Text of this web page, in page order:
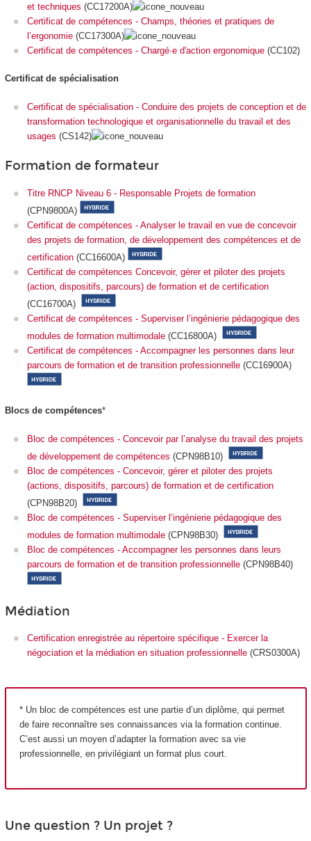
et techniques (CC17200A)
Certificat de compétences - Champs, théories et pratiques de
l’ergonomie (CC17300A)
Certificat de compétences - Chargé·e d'action ergonomique (CC102)
Certificat de spécialisation
Certificat de spécialisation - Conduire des projets de conception et de
transformation technologique et organisationnelle du travail et des
usages (CS142)
Formation de formateur
Titre RNCP Niveau 6 - Responsable Projets de formation
(CPN9800A)
Certificat de compétences - Analyser le travail en vue de concevoir
des projets de formation, de développement des compétences et de
certification (CC16600A)
Certificat de compétences Concevoir, gérer et piloter des projets
(action, dispositifs, parcours) de formation et de certification
(CC16700A)
Certificat de compétences - Superviser l’ingénierie pédagogique des
modules de formation multimodale (CC16800A)
Certificat de compétences - Accompagner les personnes dans leur
parcours de formation et de transition professionnelle (CC16900A)
Blocs de compétences*
Bloc de compétences - Concevoir par l’analyse du travail des projets
de développement de compétences (CPN98B10)
Bloc de compétences - Concevoir, gérer et piloter des projets
(actions, dispositifs, parcours) de formation et de certification
(CPN98B20)
Bloc de compétences - Superviser l’ingénierie pédagogique des
modules de formation multimodale (CPN98B30)
Bloc de compétences - Accompagner les personnes dans leurs
parcours de formation et de transition professionnelle (CPN98B40)
Médiation
Certification enregistrée au répertoire spécifique - Exercer la
négociation et la médiation en situation professionnelle (CRS0300A)
* Un bloc de compétences est une partie d’un diplôme, qui permet
de faire reconnaître ses connaissances via la formation continue.
C’est aussi un moyen d’adapter la formation avec sa vie
professionnelle, en privilégiant un format plus court.
Une question ? Un projet ?